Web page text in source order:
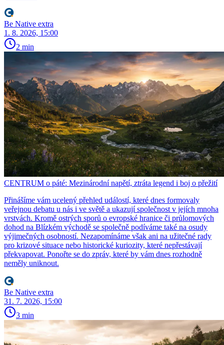
Be Native extra
1. 8. 2026, 15:00
2 min
CENTRUM o páté: Mezinárodní napětí, ztráta legend i boj o přežití
Přinášíme vám ucelený přehled událostí, které dnes formovaly
veřejnou debatu u nás i ve světě a ukazují společnost v jejích mnoha
vrstvách. Kromě ostrých sporů o evropské hranice či průlomových
dohod na Blízkém východě se společně podíváme také na osudy
výjimečných osobností. Nezapomínáme však ani na užitečné rady
pro krizové situace nebo historické kuriozity, které nepřestávají
překvapovat. Ponořte se do zpráv, které by vám dnes rozhodně
neměly uniknout.
Be Native extra
31. 7. 2026, 15:00
3 min